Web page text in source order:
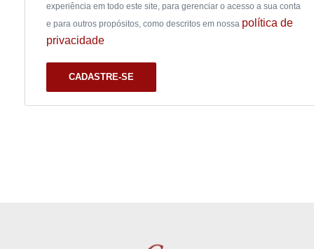
experiência em todo este site, para gerenciar o acesso a sua conta
e para outros propósitos, como descritos em nossa política de
privacidade
CADASTRE-SE